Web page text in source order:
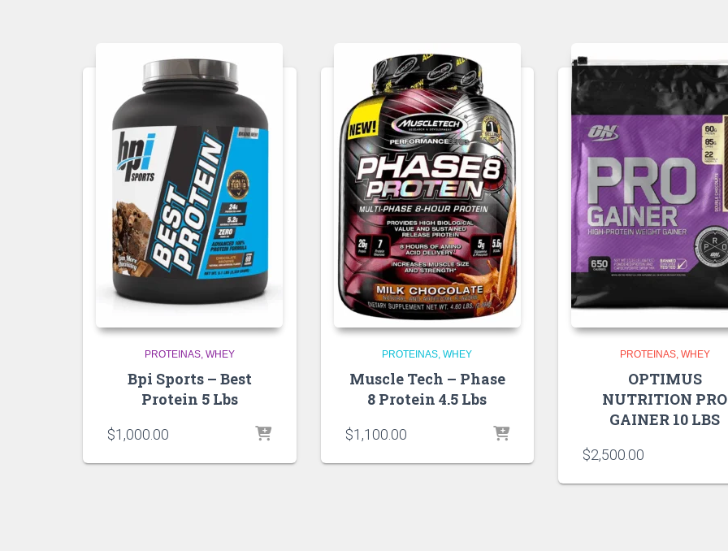
PROTEINAS WHEY
Bpi Sports – Best
Protein 5 Lbs
$1,000.00
PROTEINAS WHEY
Muscle Tech – Phase
8 Protein 4.5 Lbs
$1,100.00
PROTEINAS WHEY
OPTIMUS
NUTRITION PRO
GAINER 10 LBS
$2,500.00